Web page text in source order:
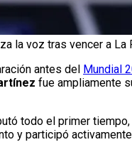
la voz tras vencer a La
antes del Mundial
fue ampliamente
todo el primer
y participó